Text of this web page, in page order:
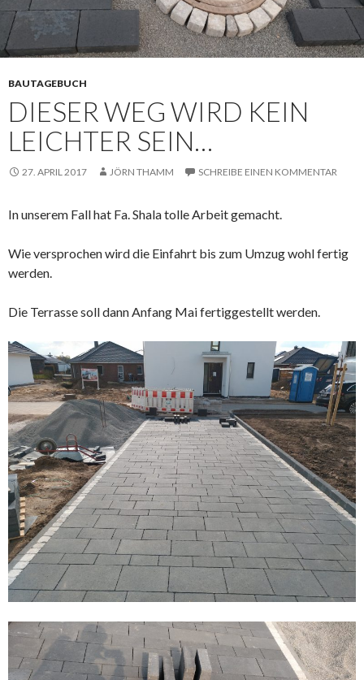
BAUTAGEBUCH
DIESER WEG WIRD KEIN
LEICHTER SEIN…
27. APRIL 2017 JÖRN THAMM SCHREIBE EINEN KOMMENTAR
In unserem Fall hat Fa. Shala tolle Arbeit gemacht.
Wie versprochen wird die Einfahrt bis zum Umzug wohl fertig
werden.
Die Terrasse soll dann Anfang Mai fertiggestellt werden.